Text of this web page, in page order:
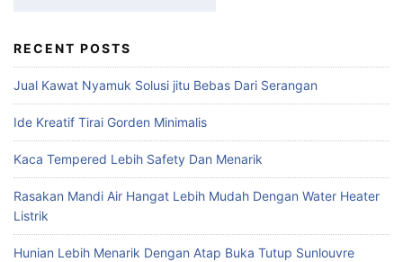
RECENT POSTS
Jual Kawat Nyamuk Solusi jitu Bebas Dari Serangan
Ide Kreatif Tirai Gorden Minimalis
Kaca Tempered Lebih Safety Dan Menarik
Rasakan Mandi Air Hangat Lebih Mudah Dengan Water Heater
Listrik
Hunian Lebih Menarik Dengan Atap Buka Tutup Sunlouvre